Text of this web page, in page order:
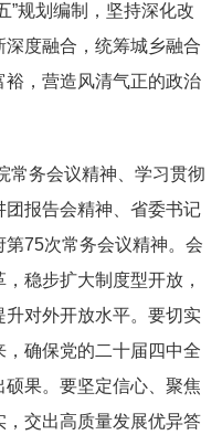
”规划编制，坚持深化改
度融合，统筹城乡融合
，营造风清气正的政治
常务会议精神、学习贯彻
报告会精神、省委书记
75次常务会议精神。会
稳步扩大制度型开放，
对外开放水平。要切实
确保党的二十届四中全
果。要坚定信心、聚焦
交出高质量发展优异答